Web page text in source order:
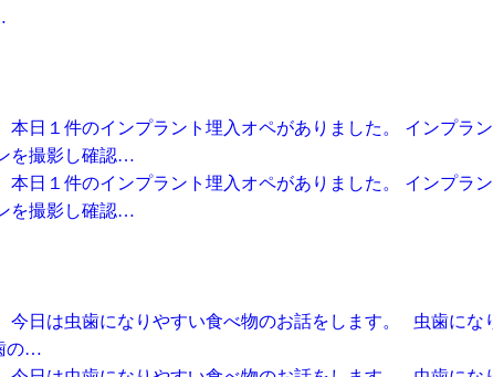
本日１件のインプラント埋入オペがありました。 インプ
を撮影し確認…
本日１件のインプラント埋入オペがありました。 インプ
を撮影し確認…
今日は虫歯になりやすい食べ物のお話をします。 虫歯に
の…